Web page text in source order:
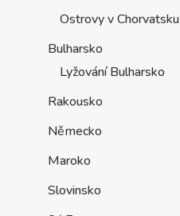
Ostrovy v Chorvatsku
Bulharsko
Lyžování Bulharsko
Rakousko
Německo
Maroko
Slovinsko